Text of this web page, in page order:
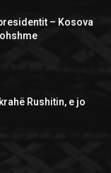
– Kosova
Rushitin, e jo